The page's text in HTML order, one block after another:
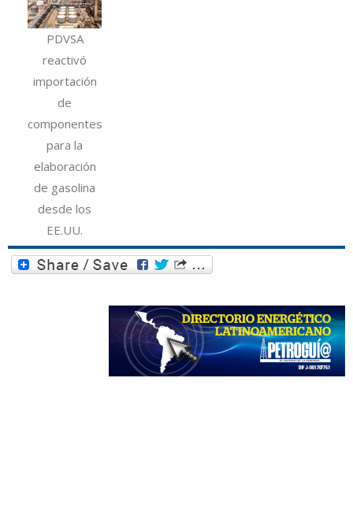
PDVSA
reactivó
importación
de
componentes
para la
elaboración
de gasolina
desde los
EE.UU.